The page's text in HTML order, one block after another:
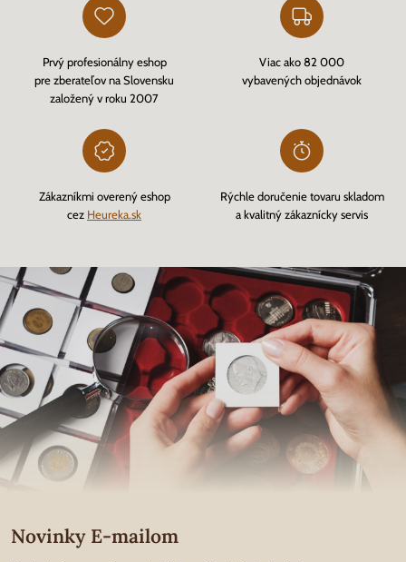
Prvý profesionálny eshop
pre zberateľov na Slovensku
založený v roku 2007
Viac ako 82 000
vybavených objednávok
Zákazníkmi overený eshop
cez Heureka.sk
Rýchle doručenie tovaru skladom
a kvalitný zákaznícky servis
Novinky E-mailom